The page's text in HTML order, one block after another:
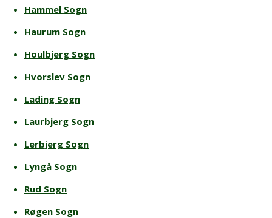
Hammel Sogn
Haurum Sogn
Houlbjerg Sogn
Hvorslev Sogn
Lading Sogn
Laurbjerg Sogn
Lerbjerg Sogn
Lyngå Sogn
Rud Sogn
Røgen Sogn